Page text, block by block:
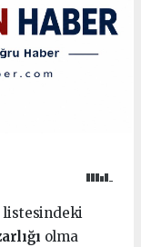
listesindeki
olma